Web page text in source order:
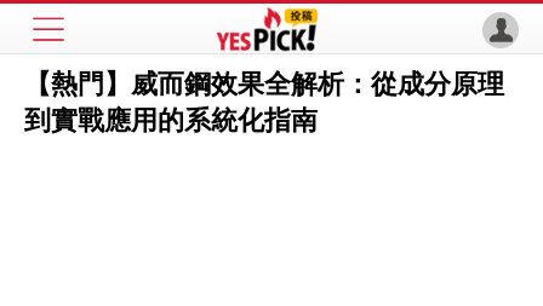
【熱門】威而鋼效果全解析：從成分原理
到實戰應用的系統化指南